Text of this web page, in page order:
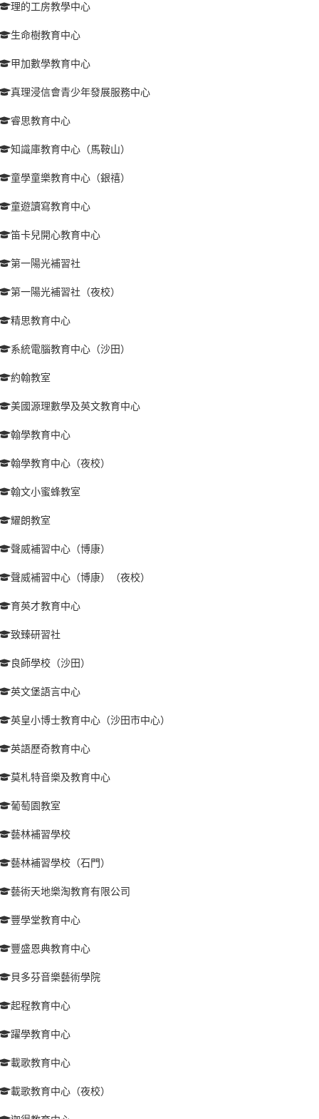
理的工房教學中心
生命樹教育中心
甲加數學教育中心
真理浸信會青少年發展服務中心
睿思教育中心
知識庫教育中心（馬鞍山）
童學童樂教育中心（銀禧）
童遊讀寫教育中心
笛卡兒開心教育中心
第一陽光補習社
第一陽光補習社（夜校）
精思教育中心
系統電腦教育中心（沙田）
約翰教室
美國源理數學及英文教育中心
翰學教育中心
翰學教育中心（夜校）
翰文小蜜蜂教室
耀朗教室
聲威補習中心（博康）
聲威補習中心（博康）（夜校）
育英才教育中心
致臻研習社
良師學校（沙田）
英文堡語言中心
英皇小博士教育中心（沙田市中心）
英語歷奇教育中心
莫札特音樂及教育中心
葡萄園教室
藝林補習學校
藝林補習學校（石門）
藝術天地樂淘教育有限公司
豐學堂教育中心
豐盛恩典教育中心
貝多芬音樂藝術學院
起程教育中心
躍學教育中心
載歌教育中心
載歌教育中心（夜校）